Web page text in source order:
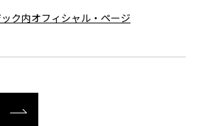
ク内オフィシャル・ページ